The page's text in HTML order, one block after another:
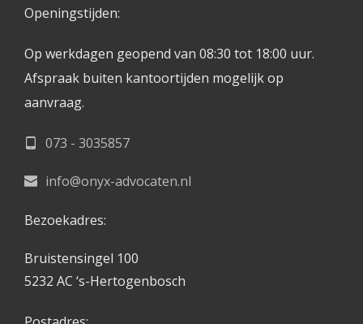
Openingstijden:
Op werkdagen geopend van 08:30 tot 18:00 uur.
Afspraak buiten kantoortijden mogelijk op
aanvraag.
073 - 3035857
info@onyx-advocaten.nl
Bezoekadres:
Bruistensingel 100
5232 AC ‘s-Hertogenbosch